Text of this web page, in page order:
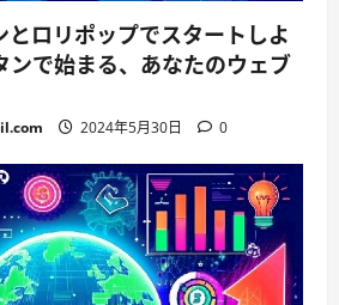
とロリポップでスタートしよ
ンで始まる、あなたのウェブ
2024年5月30日 0